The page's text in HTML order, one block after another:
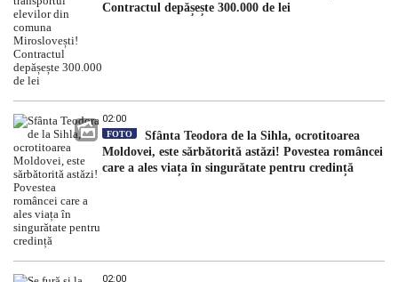
Contractul depășește 300.000 de lei
02:00
FOTO
Sfânta Teodora de la Sihla, ocrotitoarea
Moldovei, este sărbătorită astăzi! Povestea româncei
care a ales viața în singurătate pentru credință
02:00